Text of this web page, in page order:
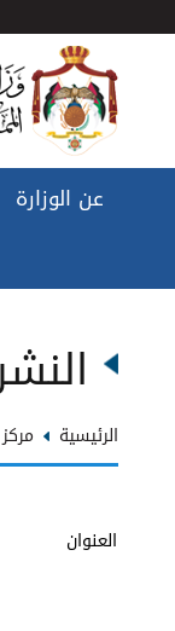
عن الوزارة
الرئيسية
العنوان